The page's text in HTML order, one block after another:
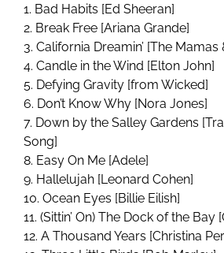
1. Bad Habits [Ed Sheeran]
2. Break Free [Ariana Grande]
3. California Dreamin’ [The Mamas
4. Candle in the Wind [Elton John]
5. Defying Gravity [from Wicked]
6. Don’t Know Why [Nora Jones]
7. Down by the Salley Gardens
Song]
8. Easy On Me [Adele]
9. Hallelujah [Leonard Cohen]
10. Ocean Eyes [Billie Eilish]
11. (Sittin’ On) The Dock of the Bay
12. A Thousand Years [Christina